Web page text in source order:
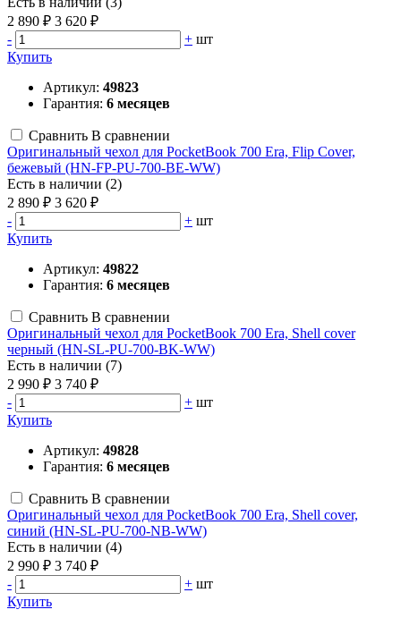
2 890 ₽ 3 620 ₽
-
+ шт
Купить
Артикул: 49823
Гарантия: 6 месяцев
Сравнить В сравнении
Оригинальный чехол для PocketBook 700 Era, Flip Cover,
бежевый (HN-FP-PU-700-BE-WW)
Есть в наличии (2)
2 890 ₽ 3 620 ₽
-
+ шт
Купить
Артикул: 49822
Гарантия: 6 месяцев
Сравнить В сравнении
Оригинальный чехол для PocketBook 700 Era, Shell cover
черный (HN-SL-PU-700-BK-WW)
Есть в наличии (7)
2 990 ₽ 3 740 ₽
-
+ шт
Купить
Артикул: 49828
Гарантия: 6 месяцев
Сравнить В сравнении
Оригинальный чехол для PocketBook 700 Era, Shell cover,
синий (HN-SL-PU-700-NB-WW)
Есть в наличии (4)
2 990 ₽ 3 740 ₽
-
+ шт
Купить